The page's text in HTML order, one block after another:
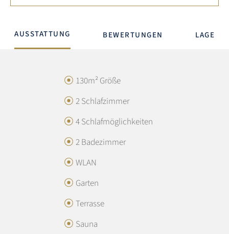
AUSSTATTUNG BEWERTUNGEN LAGE
130m² Größe
2 Schlafzimmer
4 Schlafmöglichkeiten
2 Badezimmer
WLAN
Garten
Terrasse
Sauna
GESAMTBEWERTUNG